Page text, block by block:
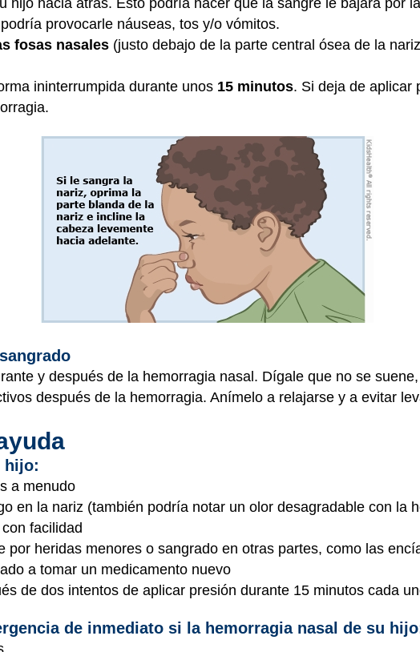
hijo hacia atrás. Esto podría hacer que la sangre le bajara por
provocarle náuseas, tos y/o vómitos.
fosas nasales (justo debajo de la parte central ósea de la
ininterrumpida durante unos 15 minutos. Si deja de aplicar
y después de la hemorragia nasal. Dígale que no se
después de la hemorragia. Anímelo a relajarse y a evitar
hijo:
a menudo
en la nariz (también podría notar un olor desagradable con la
facilidad
por heridas menores o sangrado en otras partes, como las
a tomar un medicamento nuevo
de dos intentos de aplicar presión durante 15 minutos cada
de inmediato si la hemorragia nasal de su